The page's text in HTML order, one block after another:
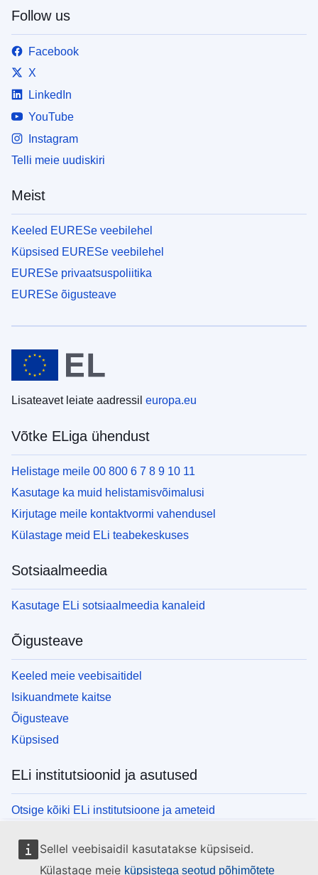
Sellel veebisaidil kasutatakse küpsiseid.
Külastage meie küpsistega seotud põhimõtete
Follow us
Facebook
X
LinkedIn
YouTube
Instagram
Telli meie uudiskiri
Meist
Keeled EURESe veebilehel
Küpsised EURESe veebilehel
EURESe privaatsuspoliitika
EURESe õigusteave
Lisateavet leiate aadressil europa.eu
Võtke ELiga ühendust
Helistage meile 00 800 6 7 8 9 10 11
Kasutage ka muid helistamisvõimalusi
Kirjutage meile kontaktvormi vahendusel
Külastage meid ELi teabekeskuses
Sotsiaalmeedia
Kasutage ELi sotsiaalmeedia kanaleid
Õigusteave
Keeled meie veebisaitidel
Isikuandmete kaitse
Õigusteave
Küpsised
ELi institutsioonid ja asutused
Otsige kõiki ELi institutsioone ja ameteid